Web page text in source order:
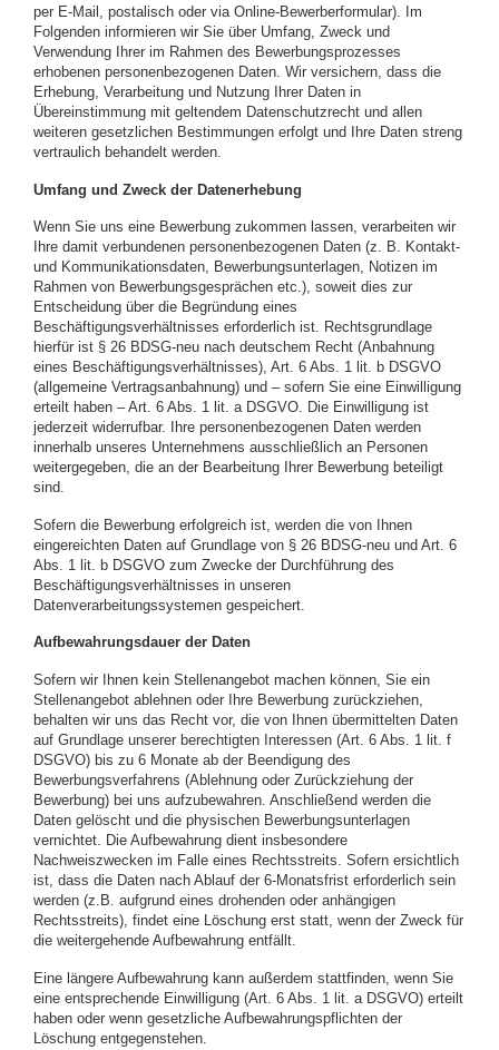
per E-Mail, postalisch oder via Online-Bewerberformular). Im
Folgenden informieren wir Sie über Umfang, Zweck und
Verwendung Ihrer im Rahmen des Bewerbungsprozesses
erhobenen personenbezogenen Daten. Wir versichern, dass die
Erhebung, Verarbeitung und Nutzung Ihrer Daten in
Übereinstimmung mit geltendem Datenschutzrecht und allen
weiteren gesetzlichen Bestimmungen erfolgt und Ihre Daten streng
vertraulich behandelt werden.
Umfang und Zweck der Datenerhebung
Wenn Sie uns eine Bewerbung zukommen lassen, verarbeiten wir
Ihre damit verbundenen personenbezogenen Daten (z. B. Kontakt-
und Kommunikationsdaten, Bewerbungsunterlagen, Notizen im
Rahmen von Bewerbungsgesprächen etc.), soweit dies zur
Entscheidung über die Begründung eines
Beschäftigungsverhältnisses erforderlich ist. Rechtsgrundlage
hierfür ist § 26 BDSG-neu nach deutschem Recht (Anbahnung
eines Beschäftigungsverhältnisses), Art. 6 Abs. 1 lit. b DSGVO
(allgemeine Vertragsanbahnung) und – sofern Sie eine Einwilligung
erteilt haben – Art. 6 Abs. 1 lit. a DSGVO. Die Einwilligung ist
jederzeit widerrufbar. Ihre personenbezogenen Daten werden
innerhalb unseres Unternehmens ausschließlich an Personen
weitergegeben, die an der Bearbeitung Ihrer Bewerbung beteiligt
sind.
Sofern die Bewerbung erfolgreich ist, werden die von Ihnen
eingereichten Daten auf Grundlage von § 26 BDSG-neu und Art. 6
Abs. 1 lit. b DSGVO zum Zwecke der Durchführung des
Beschäftigungsverhältnisses in unseren
Datenverarbeitungssystemen gespeichert.
Aufbewahrungsdauer der Daten
Sofern wir Ihnen kein Stellenangebot machen können, Sie ein
Stellenangebot ablehnen oder Ihre Bewerbung zurückziehen,
behalten wir uns das Recht vor, die von Ihnen übermittelten Daten
auf Grundlage unserer berechtigten Interessen (Art. 6 Abs. 1 lit. f
DSGVO) bis zu 6 Monate ab der Beendigung des
Bewerbungsverfahrens (Ablehnung oder Zurückziehung der
Bewerbung) bei uns aufzubewahren. Anschließend werden die
Daten gelöscht und die physischen Bewerbungsunterlagen
vernichtet. Die Aufbewahrung dient insbesondere
Nachweiszwecken im Falle eines Rechtsstreits. Sofern ersichtlich
ist, dass die Daten nach Ablauf der 6-Monatsfrist erforderlich sein
werden (z.B. aufgrund eines drohenden oder anhängigen
Rechtsstreits), findet eine Löschung erst statt, wenn der Zweck für
die weitergehende Aufbewahrung entfällt.
Eine längere Aufbewahrung kann außerdem stattfinden, wenn Sie
eine entsprechende Einwilligung (Art. 6 Abs. 1 lit. a DSGVO) erteilt
haben oder wenn gesetzliche Aufbewahrungspflichten der
Löschung entgegenstehen.